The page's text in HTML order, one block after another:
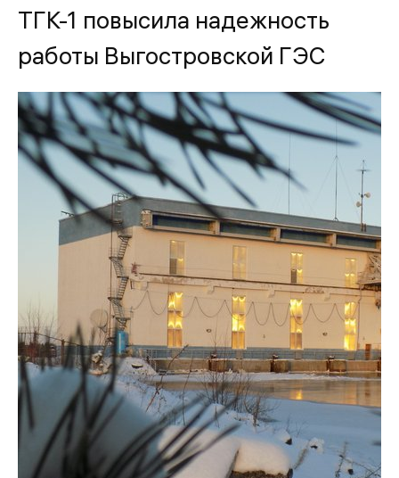
ТГК-1 повысила надежность
работы Выгостровской ГЭС